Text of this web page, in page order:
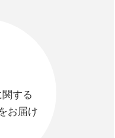
する
お届け